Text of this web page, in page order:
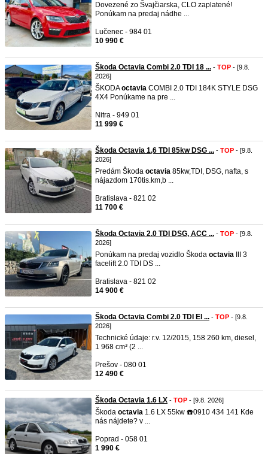
Dovezené zo Švajčiarska, CLO zaplatené!
Ponúkam na predaj nádhe ...
Lučenec - 984 01
10 990 €
Škoda Octavia Combi 2.0 TDI 18 ... - TOP - [9.8.
2026]
ŠKODAoctavia COMBI 2.0 TDI 184K STYLE DSG
4X4 Ponúkame na pre ...
Nitra - 949 01
11 999 €
Škoda Octavia 1,6 TDI 85kw DSG ... - TOP - [9.8.
2026]
Predám Škoda octavia 85kw,TDI, DSG, nafta, s
nájazdom 170tis.km,b ...
Bratislava - 821 02
11 700 €
Škoda Octavia 2.0 TDI DSG, ACC ... - TOP - [9.8.
2026]
Ponúkam na predaj vozidlo Škoda octavia III 3
facelift 2.0 TDI DS ...
Bratislava - 821 02
14 900 €
Škoda Octavia Combi 2.0 TDI El ... - TOP - [9.8.
2026]
Technické údaje: r.v. 12/2015, 158 260 km, diesel,
1 968 cm³ (2 ...
Prešov - 080 01
12 490 €
Škoda Octavia 1.6 LX - TOP - [9.8. 2026]
Škoda octavia 1.6 LX 55kw ☎️0910 434 141 Kde
nás nájdete? v ...
Poprad - 058 01
1 990 €